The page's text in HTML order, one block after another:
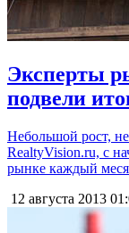
Эксперты
подвели
Небольшой рост,
RealtyVision.ru, с
рынке каждый
12 августа 2013